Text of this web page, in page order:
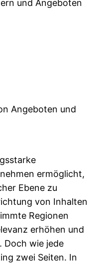
und Angeboten
Angeboten und
ermöglicht,
Ebene zu
von Inhalten
Regionen
erhöhen und
Doch wie jede
zwei Seiten. In